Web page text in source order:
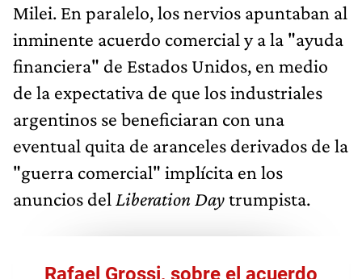
Milei. En paralelo, los nervios apuntaban al
inminente acuerdo comercial y a la "ayuda
financiera" de Estados Unidos, en medio
de la expectativa de que los industriales
argentinos se beneficiaran con una
eventual quita de aranceles derivados de la
"guerra comercial" implícita en los
anuncios del Liberation Daytrumpista.
Rafael Grossi, sobre el acuerdo